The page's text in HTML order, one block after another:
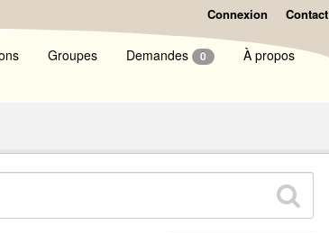
Connexion Contact
Groupes Demandes 0 À propos